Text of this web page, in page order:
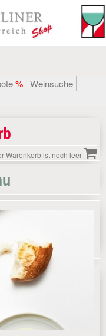
% Weinsuche
Warenkorb ist noch leer